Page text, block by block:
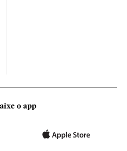
o app